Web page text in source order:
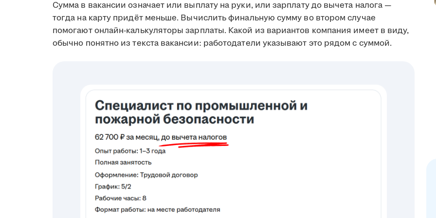
Сумма в вакансии означает или выплату на руки, или зарплату до вычета налога —
тогда на карту придёт меньше. Вычислить финальную сумму во втором случае
помогают онлайн-калькуляторы зарплаты. Какой из вариантов компания имеет в виду,
обычно понятно из текста вакансии: работодатели указывают это рядом с суммой.